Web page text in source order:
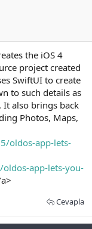
the iOS 4
project created
SwiftUI to create
to such details as
also brings back
Photos, Maps,
oldos-app-lets-
app-lets-you-
Cevapla